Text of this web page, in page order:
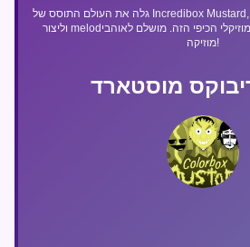
מוסטארד
גלה את העולם התוסס של Incredibox Mustard, שבו אתה יכול לערבב ביטים
וליצור melodיות קליטות עם המשחק המוזיקלי הכיפי הזה. מושלם לאוהבי
מוזיקה!